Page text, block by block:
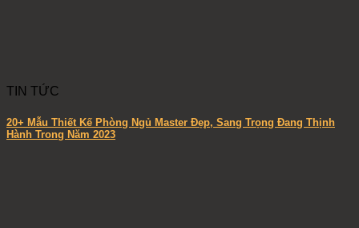
TIN TỨC
20+ Mẫu Thiết Kế Phòng Ngủ Master Đẹp, Sang Trọng Đang Thịnh
Hành Trong Năm 2023